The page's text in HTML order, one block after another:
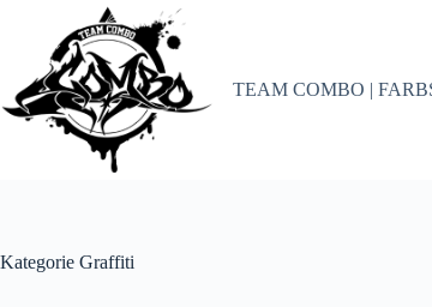
springen
TEAM COMBO |
Kategorie Graffiti